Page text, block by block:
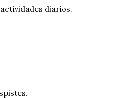
diarios.